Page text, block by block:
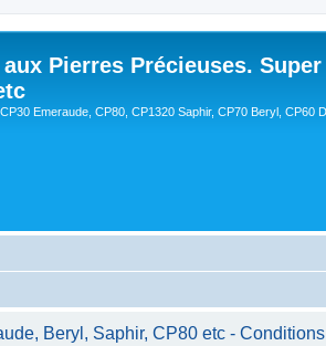
Pierres Précieuses. Super
Emeraude, CP80, CP1320 Saphir, CP70 Beryl, CP60
Beryl, Saphir, CP80 etc - Conditions